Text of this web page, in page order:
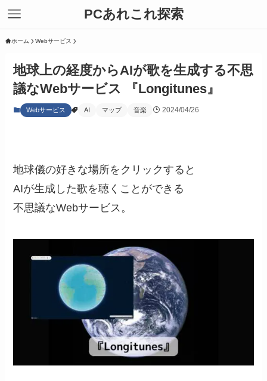
PCあれこれ探索
ホーム Webサービス
地球上の経度からAIが歌を生成する不思
議なWebサービス 『Longitunes』
Webサービス AI マップ 音楽 2024/04/26
地球儀の好きな場所をクリックすると
AIが生成した歌を聴くことができる
不思議なWebサービス。